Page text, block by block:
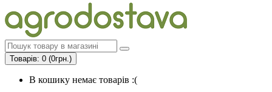
Товарів: 0 (0грн.)
В кошику немає товарів :(